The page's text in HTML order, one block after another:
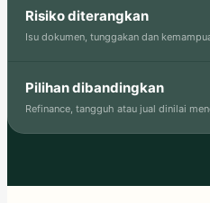
Risiko diterangkan
Isu dokumen, tunggakan dan
Pilihan dibandingkan
Refinance, tangguh atau jual dinilai